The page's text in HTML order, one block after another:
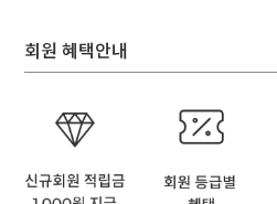
회원 혜택안내